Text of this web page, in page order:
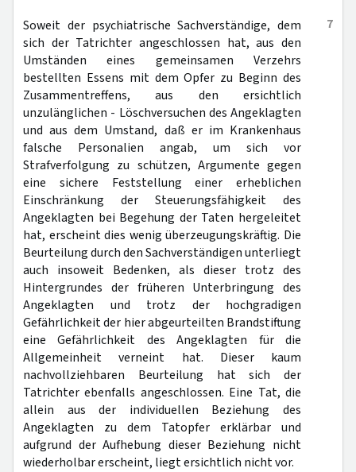
7
Soweit der psychiatrische Sachverständige, dem
sich der Tatrichter angeschlossen hat, aus den
Umständen eines gemeinsamen Verzehrs
bestellten Essens mit dem Opfer zu Beginn des
Zusammentreffens, aus den ersichtlich
unzulänglichen - Löschversuchen des Angeklagten
und aus dem Umstand, daß er im Krankenhaus
falsche Personalien angab, um sich vor
Strafverfolgung zu schützen, Argumente gegen
eine sichere Feststellung einer erheblichen
Einschränkung der Steuerungsfähigkeit des
Angeklagten bei Begehung der Taten hergeleitet
hat, erscheint dies wenig überzeugungskräftig. Die
Beurteilung durch den Sachverständigen unterliegt
auch insoweit Bedenken, als dieser trotz des
Hintergrundes der früheren Unterbringung des
Angeklagten und trotz der hochgradigen
Gefährlichkeit der hier abgeurteilten Brandstiftung
eine Gefährlichkeit des Angeklagten für die
Allgemeinheit verneint hat. Dieser kaum
nachvollziehbaren Beurteilung hat sich der
Tatrichter ebenfalls angeschlossen. Eine Tat, die
allein aus der individuellen Beziehung des
Angeklagten zu dem Tatopfer erklärbar und
aufgrund der Aufhebung dieser Beziehung nicht
wiederholbar erscheint, liegt ersichtlich nicht vor.